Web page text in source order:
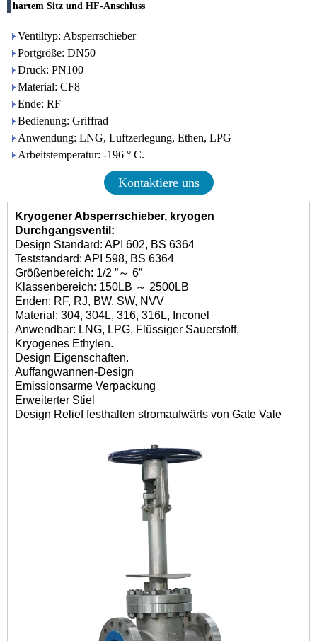
hartem Sitz und HF-Anschluss
Ventiltyp: Absperrschieber
Portgröße: DN50
Druck: PN100
Material: CF8
Ende: RF
Bedienung: Griffrad
Anwendung: LNG, Luftzerlegung, Ethen, LPG
Arbeitstemperatur: -196 ° C.
Kontaktiere uns
Kryogener Absperrschieber, kryogen
Durchgangsventil:
Design Standard: API 602, BS 6364
Teststandard: API 598, BS 6364
Größenbereich: 1/2 ”～ 6”
Klassenbereich: 150LB ～ 2500LB
Enden: RF, RJ, BW, SW, NVV
Material: 304, 304L, 316, 316L, Inconel
Anwendbar: LNG, LPG, Flüssiger Sauerstoff,
Kryogenes Ethylen.
Design Eigenschaften.
Auffangwannen-Design
Emissionsarme Verpackung
Erweiterter Stiel
Design Relief festhalten stromaufwärts von Gate Vale